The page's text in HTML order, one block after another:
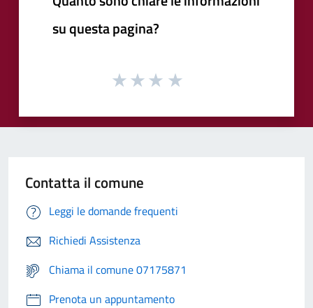
su questa pagina?
Contatta il comune
Leggi le domande frequenti
Richiedi Assistenza
Chiama il comune 07175871
Prenota un appuntamento